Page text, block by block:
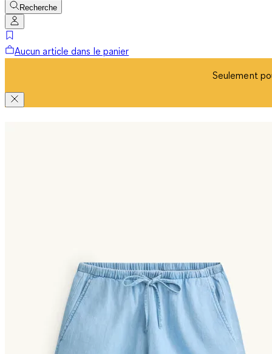
Recherche
Aucun article dans le panier
Seulement